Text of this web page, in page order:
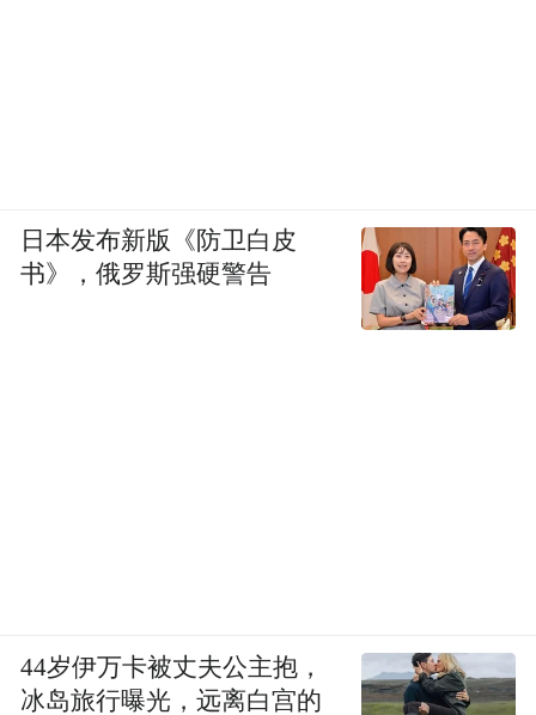
日本发布新版《防卫白皮
书》，俄罗斯强硬警告
44岁伊万卡被丈夫公主抱，
冰岛旅行曝光，远离白宫的